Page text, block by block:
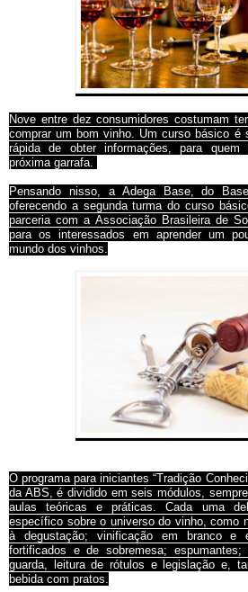
Nove entre dez consumidores costumam
comprar um bom vinho. Um curso básico é
rápida de obter informações, para quem
próxima garrafa.
Pensando nisso, a Adega Base, do
oferecendo a segunda turma do curso
parceria com a Associação Brasileira de
para os interessados em aprender um
mundo dos vinhos.
O programa para iniciantes “Tradição
da ABS, é dividido em seis módulos,
aulas teóricas e práticas. Cada uma
específico sobre o universo do vinho, como
à degustação; vinificação em branco e
fortificados e de sobremesa; espumantes;
guarda, leitura de rótulos e legislação e,
bebida com pratos.